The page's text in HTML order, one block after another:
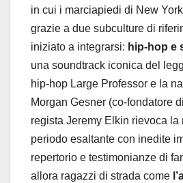
in cui i marciapiedi di New
grazie a due subculture di
iniziato a integrarsi: hip-hop e
una soundtrack iconica del
hip-hop Large Professor e la
Morgan Gesner (co-fondatore
regista Jeremy Elkin rievoca la
periodo esaltante con inedite
repertorio e testimonianze di
allora ragazzi di strada come